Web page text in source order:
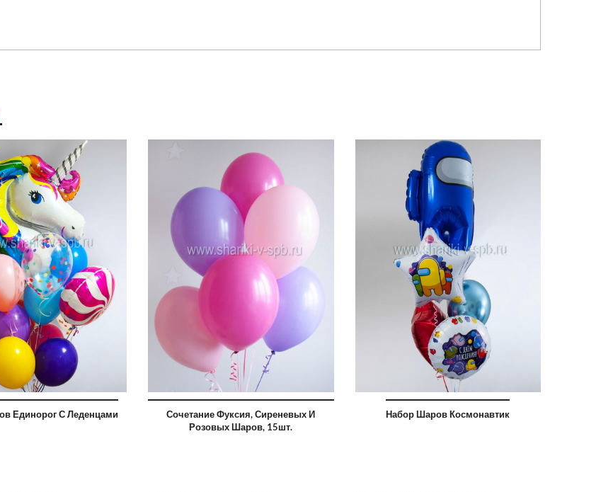
Единорог С Леденцами
Сочетание Фуксия, Сиреневых И
Розовых Шаров, 15шт.
Набор Шаров Космонавтик